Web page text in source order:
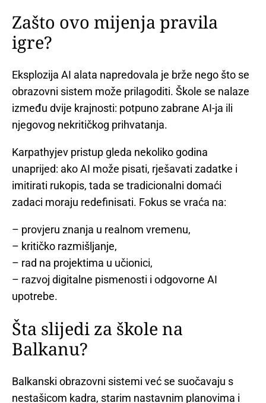
Zašto ovo mijenja pravila
igre?
Eksplozija AI alata napredovala je brže nego što se
obrazovni sistem može prilagoditi. Škole se nalaze
između dvije krajnosti: potpuno zabrane AI-ja ili
njegovog nekritičkog prihvatanja.
Karpathyjev pristup gleda nekoliko godina
unaprijed: ako AI može pisati, rješavati zadatke i
imitirati rukopis, tada se tradicionalni domaći
zadaci moraju redefinisati. Fokus se vraća na:
– provjeru znanja u realnom vremenu,
– kritičko razmišljanje,
– rad na projektima u učionici,
– razvoj digitalne pismenosti i odgovorne AI
upotrebe.
Šta slijedi za škole na
Balkanu?
Balkanski obrazovni sistemi već se suočavaju s
nestašicom kadra, starim nastavnim planovima i